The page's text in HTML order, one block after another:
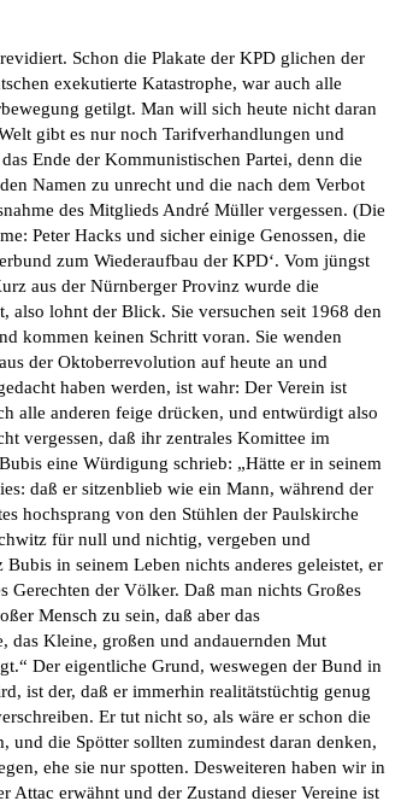
Schon die Plakate der KPD glichen der
exekutierte Katastrophe, war auch alle
getilgt. Man will sich heute nicht daran
gibt es nur noch Tarifverhandlungen und
Ende der Kommunistischen Partei, denn die
Namen zu unrecht und die nach dem Verbot
des Mitglieds André Müller vergessen. (Die
Peter Hacks und sicher einige Genossen, die
zum Wiederaufbau der KPD‘. Vom jüngst
aus der Nürnberger Provinz wurde die
also lohnt der Blick. Sie versuchen seit 1968 den
kommen keinen Schritt voran. Sie wenden
der Oktoberrevolution auf heute an und
haben werden, ist wahr: Der Verein ist
alle anderen feige drücken, und entwürdigt also
vergessen, daß ihr zentrales Komittee im
eine Würdigung schrieb: „Hätte er in seinem
daß er sitzenblieb wie ein Mann, während der
hochsprang von den Stühlen der Paulskirche
für null und nichtig, vergeben und
in seinem Leben nichts anderes geleistet, er
Gerechten der Völker. Daß man nichts Großes
Mensch zu sein, daß aber das
das Kleine, großen und andauernden Mut
Der eigentliche Grund, weswegen der Bund in
ist der, daß er immerhin realitätstüchtig genug
Er tut nicht so, als wäre er schon die
und die Spötter sollten zumindest daran denken,
ehe sie nur spotten. Desweiteren haben wir in
Attac erwähnt und der Zustand dieser Vereine ist